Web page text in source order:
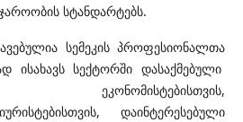
სტანდარტებს.
სემეკის პროფესიონალთა
ისახავს სექტორში დასაქმებული
ეკონომისტებისთვის,
დაინტერესებული